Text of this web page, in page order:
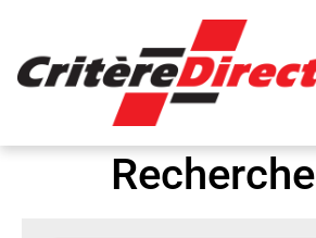
Recherche
Panneau de gestion des cookies